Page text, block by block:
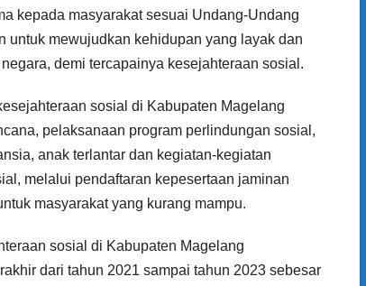
kepada masyarakat sesuai Undang-Undang
untuk mewujudkan kehidupan yang layak dan
demi tercapainya kesejahteraan sosial.
sosial di Kabupaten Magelang
pelaksanaan program perlindungan sosial,
anak terlantar dan kegiatan-kegiatan
melalui pendaftaran kepesertaan jaminan
masyarakat yang kurang mampu.
sosial di Kabupaten Magelang
dari tahun 2021 sampai tahun 2023 sebesar